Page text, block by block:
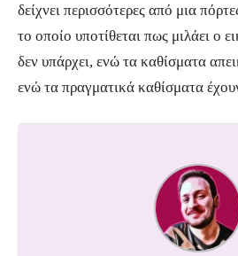
δείχνει περισσότερες από μια
το οποίο υποτίθεται πως μιλάει ο
δεν υπάρχει, ενώ τα καθίσματα
ενώ τα πραγματικά καθίσματα